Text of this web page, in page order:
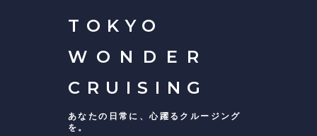
TOKYO
WONDER
CRUISING
あなたの日常に、心躍るクルージング
を。